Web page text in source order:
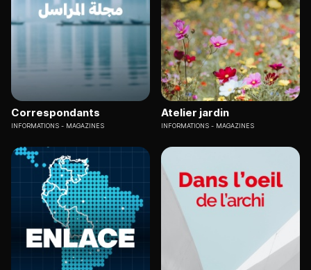
Correspondants
INFORMATIONS MAGAZINES
Atelier jardin
INFORMATIONS MAGAZINES